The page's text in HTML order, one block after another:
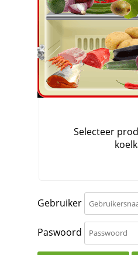
Gebruiker
Paswoord